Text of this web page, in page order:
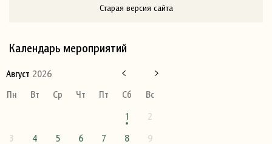
Старая версия сайта
Календарь мероприятий
Август 2026
Пн
Вт Ср Чт Пт Сб
Вс
1
2
3
4 5 6 7 8
9